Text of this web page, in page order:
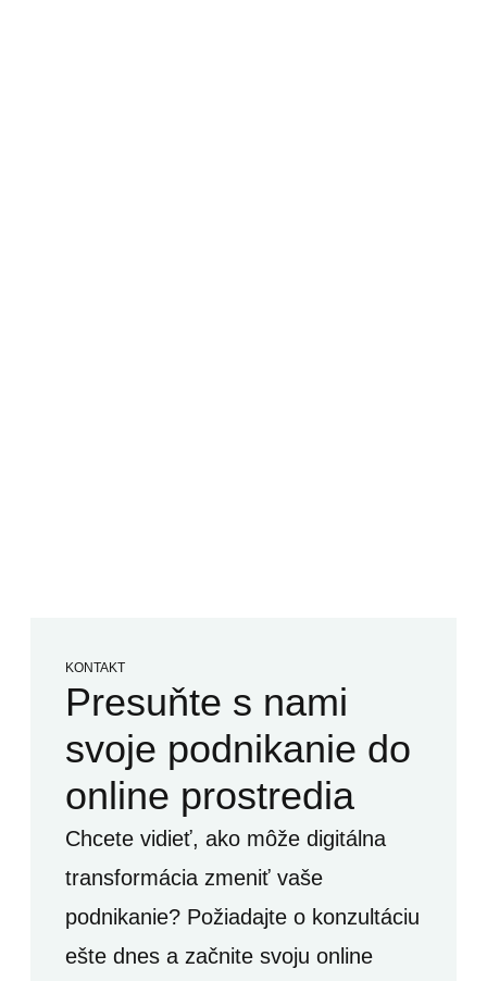
KONTAKT
Presuňte s nami
svoje podnikanie do
online prostredia
Chcete vidieť, ako môže digitálna
transformácia zmeniť vaše
podnikanie? Požiadajte o konzultáciu
ešte dnes a začnite svoju online